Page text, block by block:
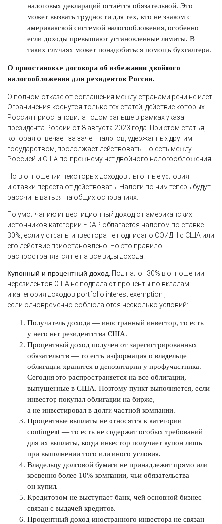
налоговых деклараций остаётся обязательной. Это
может вызвать трудности для тех, кто не знаком с
американской системой налогообложения, особенно
если доходы превышают установленные лимиты. В
таких случаях может понадобиться помощь бухгалтера.
О приостановке договора об избе­жании двойного
налогообложения для резидентов России.
О полном отказе от соглашения между странами речи не идет.
Ограничения коснутся только тех статей, действие которых
Россия приостановила годом раньше в рамках указа
президента России от 8 августа 2023 года. При этом статья,
которая отвечает за зачет налогов, удержанных другим
государством, продолжает действовать. То есть между
Россией и США по-прежнему нет двойного налогообложения.
Но в отношении некоторых доходов льготные условия
и ставки перестают действовать. Налоги по ним теперь будут
рассчитываться на общих основаниях.
По умолчанию инвестиционный доход от американских
источников категории FDAP облагается налогом по ставке
30%, если у страны инвестора не подписано СОИДН с США или
его действие приостановлено. Но это правило
распространяется не на все виды дохода.
Купонный и процентный доход. Под налог 30% в отношении
нерезидентов США не подпадают проценты по вкладам
и категория доходов portfolio interest exemption ,
если одновременно соблюдаются несколько условий:
Получатель дохода — иностранный инвестор, то есть
у него нет резидентства США.
Процентный доход получен от зарегистрированных
обязательств — то есть информация о владельце
облигации хранится в депозитарии у профучастника.
Сегодня это распространяется на все облигации,
выпущенные в США. Поэтому пункт выполняется, если
инвестор покупал облигации на бирже,
а не инвестировал в долги частной компании.
Процентные выплаты не относятся к категории
contingent — то есть не содержат особых требований
для их выплаты, когда инвестор получает купон лишь
при выполнении того или иного условия.
Владельцу долговой бумаги не принадлежит прямо или
косвенно более 10% компании, чьи обязательства
он купил.
Кредитором не выступает банк, чей основной бизнес
связан с выдачей кредитов.
Процентный доход иностранного инвестора не связан